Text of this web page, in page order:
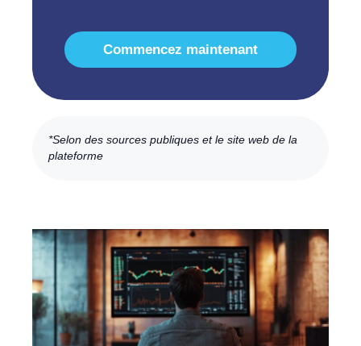
Commencez maintenant
*Selon des sources publiques et le site web de la
plateforme